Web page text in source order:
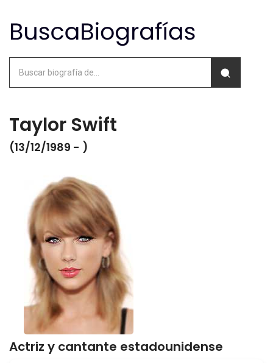
Taylor Swift
(13/12/1989 - )
Actriz y cantante estadounidense